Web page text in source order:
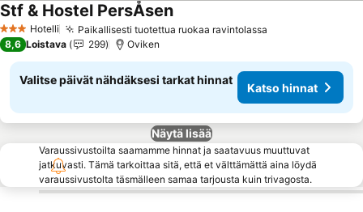
3 Tähtiluokitus
Hotelli Paikallisesti tuotettua ruokaa ravintolassa
Stf & Hostel PersÅsenKatso hinnat
8,6 Loistava 299 Oviken
Valitse päivät nähdäksesi tarkat hinnat
Katso hinnat
Näytä lisää
Varaussivustoilta saamamme hinnat ja saatavuus muuttuvat
jatkuvasti. Tämä tarkoittaa sitä, että et välttämättä aina löydä
varaussivustolta täsmälleen samaa tarjousta kuin trivagosta.